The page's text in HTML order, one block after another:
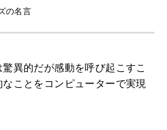
の名言
異的だが感動を呼び起こすこ
なことをコンピューターで実現